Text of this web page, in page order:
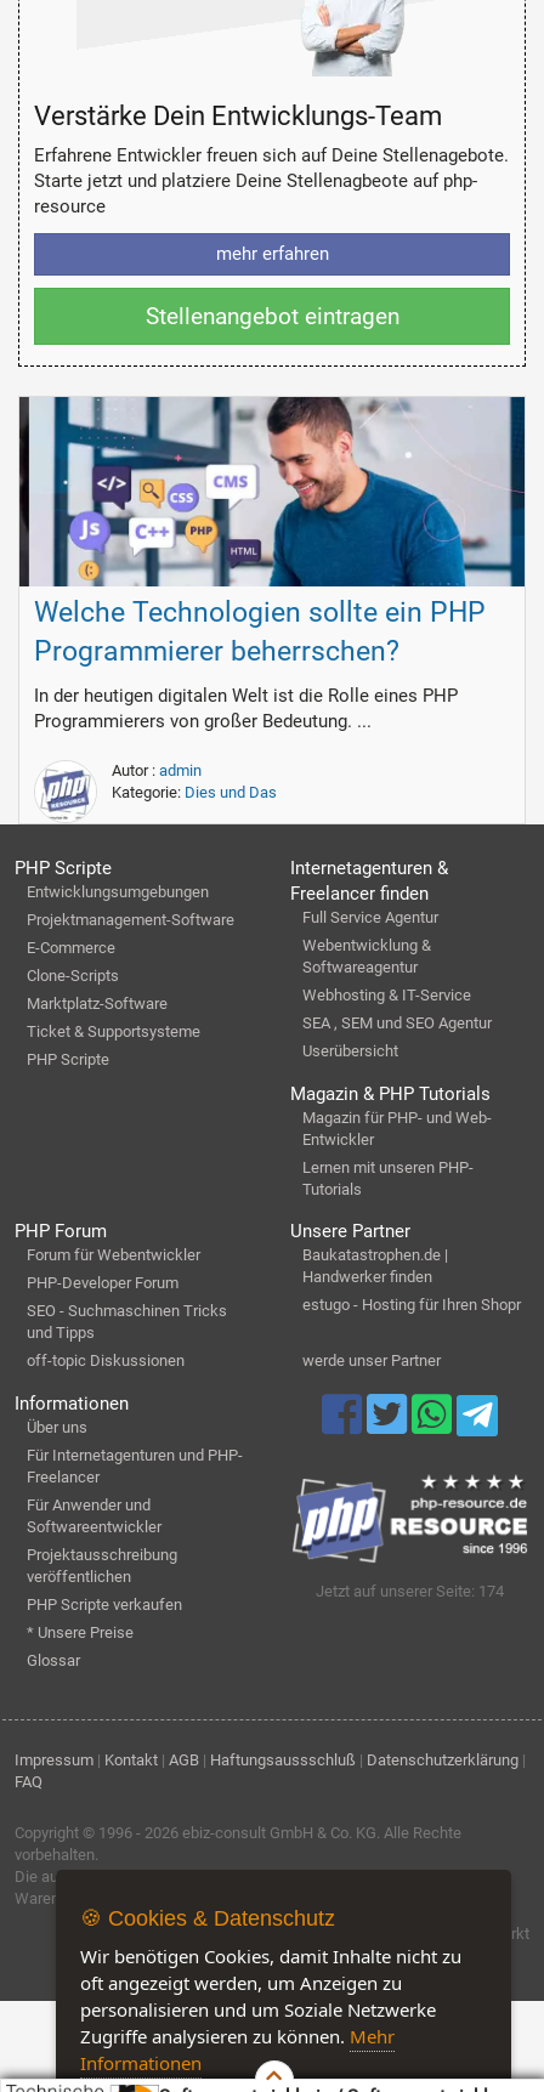
Verstärke Dein Entwicklungs-Team
Erfahrene Entwickler freuen sich auf Deine Stellenagebote.
Starte jetzt und platziere Deine Stellenagbeote auf php-
resource
mehr erfahren
Stellenangebot eintragen
Welche Technologien sollte ein PHP
Programmierer beherrschen?
In der heutigen digitalen Welt ist die Rolle eines PHP
Programmierers von großer Bedeutung. ...
Autor : admin
Kategorie: Dies und Das
PHP Scripte
Entwicklungsumgebungen
Projektmanagement-Software
E-Commerce
Clone-Scripts
Marktplatz-Software
Ticket & Supportsysteme
PHP Scripte
Internetagenturen &
Freelancer finden
Full Service Agentur
Webentwicklung &
Softwareagentur
Webhosting & IT-Service
SEA , SEM und SEO Agentur
Userübersicht
Magazin & PHP Tutorials
Magazin für PHP- und Web-
Entwickler
Lernen mit unseren PHP-
Tutorials
PHP Forum
Forum für Webentwickler
PHP-Developer Forum
SEO - Suchmaschinen Tricks
und Tipps
off-topic Diskussionen
Unsere Partner
Baukatastrophen.de |
Handwerker finden
estugo - Hosting für Ihren Shopr
werde unser Partner
Informationen
Über uns
Für Internetagenturen und PHP-
Freelancer
Für Anwender und
Softwareentwickler
Projektausschreibung
veröffentlichen
PHP Scripte verkaufen
* Unsere Preise
Glossar
Jetzt auf unserer Seite: 174
Impressum | Kontakt | AGB | Haftungsaussschluß | Datenschutzerklärung |
FAQ
Copyright © 1996 - 2026 ebiz-consult GmbH & Co. KG. Alle Rechte
vorbehalten.
Die auf dieser Seite verwendeten Produktbezeichnungen, Namen und
Warenzeichen sind Eigentum der jeweiligen Firmen.
Software by IQ-Markt
🍪 Cookies & Datenschutz
Wir benötigen Cookies, damit Inhalte nicht zu
oft angezeigt werden, um Anzeigen zu
personalisieren und um Soziale Netzwerke
Zugriffe analysieren zu können. Mehr
Informationen